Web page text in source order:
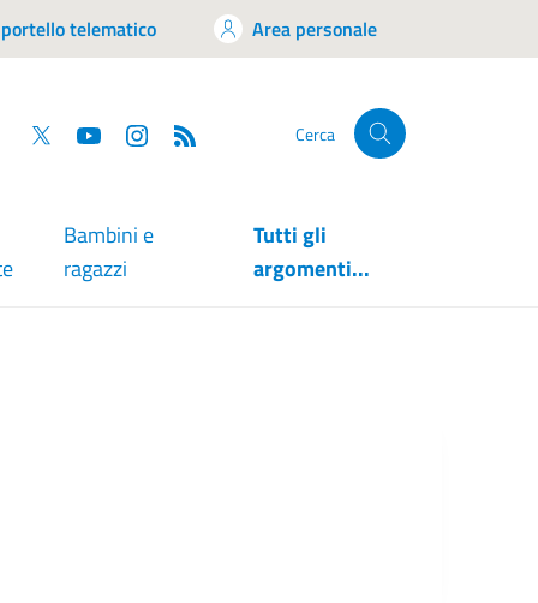
telematico Area personale
Facebook
Twitter YouTube Cerca
Bambini e
ragazzi
Tutti gli
argomenti...